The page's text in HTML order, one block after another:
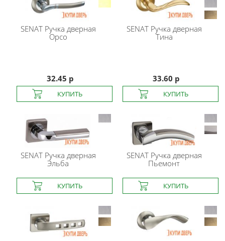
SENATРучка дверная
Орсо
32.45 р
SENATРучка дверная
Тина
33.60 р
SENATРучка дверная
Эльба
SENATРучка дверная
Пьемонт